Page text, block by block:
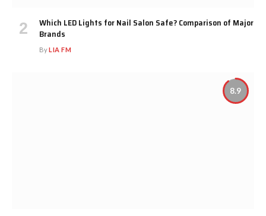
Which LED Lights for Nail Salon Safe? Comparison of Major
Brands
ByLIA FM
8.9